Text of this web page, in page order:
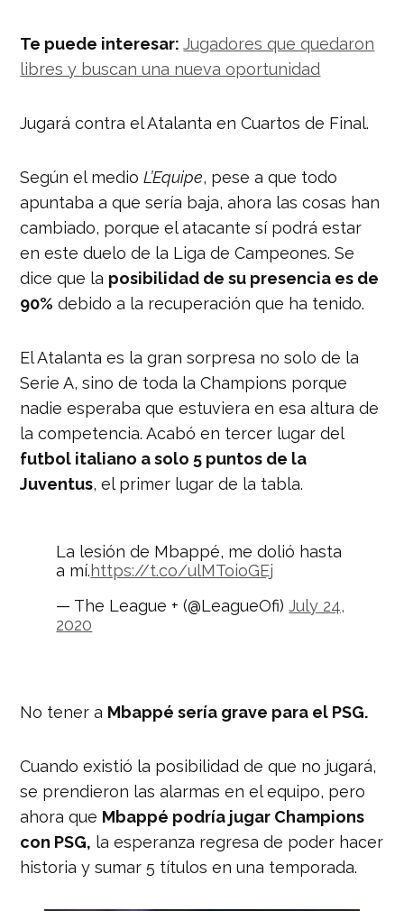
Te puede interesar:Jugadores que quedaron
libres y buscan una nueva oportunidad
Jugará contra el Atalanta en Cuartos de Final.
Según el medioL’Equipe, pese a que todo
apuntaba a que sería baja, ahora las cosas han
cambiado, porque el atacante sí podrá estar
en este duelo de la Liga de Campeones. Se
dice que la posibilidad de su presencia es de
90% debido a la recuperación que ha tenido.
El Atalanta es la gran sorpresa no solo de la
Serie A, sino de toda la Champions porque
nadie esperaba que estuviera en esa altura de
la competencia. Acabó en tercer lugar del
futbol italiano a solo 5 puntos de la
Juventus, el primer lugar de la tabla.
La lesión de Mbappé, me dolió hasta
a mí.https://t.co/ulMToioGEj
— The League + (@LeagueOfi)July 24,
2020
No tener a Mbappé sería grave para el PSG.
Cuando existió la posibilidad de que no jugará,
se prendieron las alarmas en el equipo, pero
ahora que Mbappé podría jugar Champions
con PSG, la esperanza regresa de poder hacer
historia y sumar 5 títulos en una temporada.